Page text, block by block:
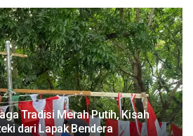
Tradisi Merah Putih, Kisah
dari Lapak Bendera